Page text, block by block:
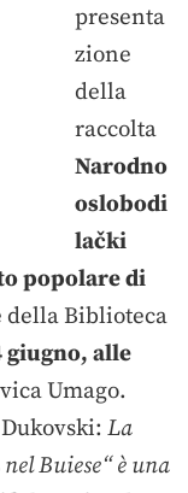
presenta
zione
della
raccolta
Narodno
oslobodi
lački
popolare di
della Biblioteca
giugno, alle
Umago.
La
Buiese“ è una